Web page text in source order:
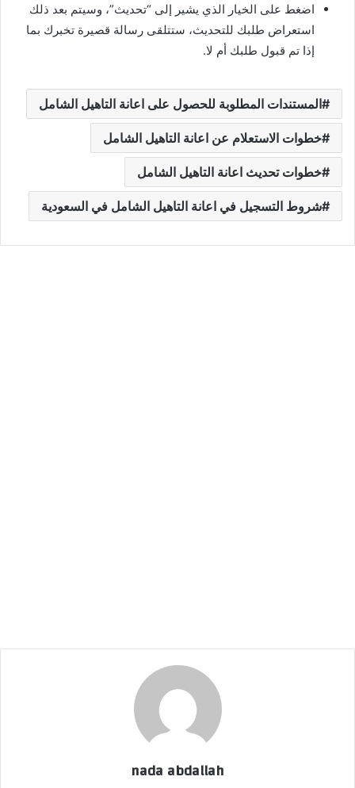
اضغط على الخيار الذي يشير إلى “تحديث”، وسيتم بعد ذلك
استعراض طلبك للتحديث، ستتلقى رسالة قصيرة تخبرك بما
إذا تم قبول طلبك أم لا.
المستندات المطلوبة للحصول على اعانة التاهيل الشامل
خطوات الاستعلام عن اعانة التاهيل الشامل
خطوات تحديث اعانة التاهيل الشامل
شروط التسجيل في اعانة التاهيل الشامل في السعودية
nada abdallah